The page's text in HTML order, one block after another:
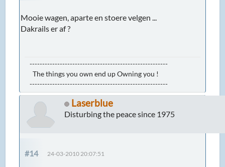
Mooie wagen, aparte en stoere velgen ...
Dakrails er af ?
-------------------------------------------------------
The things you own end up Owning you !
-------------------------------------------------------
Laserblue
Disturbing the peace since 1975
#14 24-03-2010 20:07:51